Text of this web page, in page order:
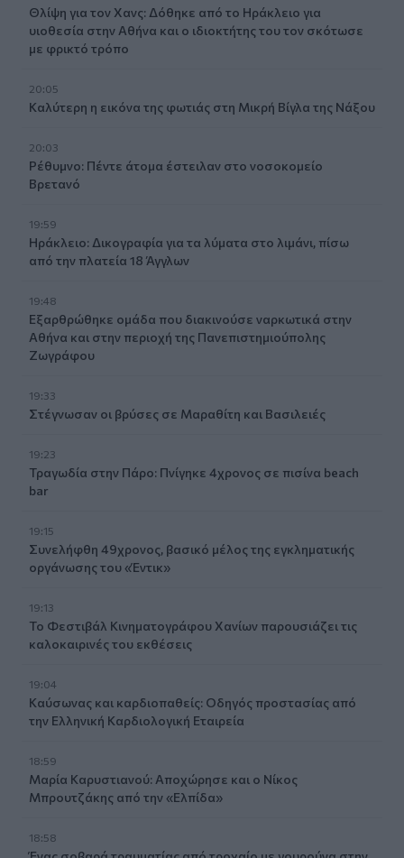
Θλίψη για τον Χανς: Δόθηκε από το Ηράκλειο για
υιοθεσία στην Αθήνα και ο ιδιοκτήτης του τον σκότωσε
με φρικτό τρόπο
20:05
Καλύτερη η εικόνα της φωτιάς στη Μικρή Βίγλα της Νάξου
20:03
Ρέθυμνο: Πέντε άτομα έστειλαν στο νοσοκομείο
Βρετανό
19:59
Ηράκλειο: Δικογραφία για τα λύματα στο λιμάνι, πίσω
από την πλατεία 18 Άγγλων
19:48
Εξαρθρώθηκε ομάδα που διακινούσε ναρκωτικά στην
Αθήνα και στην περιοχή της Πανεπιστημιούπολης
Ζωγράφου
19:33
Στέγνωσαν οι βρύσες σε Μαραθίτη και Βασιλειές
19:23
Τραγωδία στην Πάρο: Πνίγηκε 4χρονος σε πισίνα beach
bar
19:15
Συνελήφθη 49χρονος, βασικό μέλος της εγκληματικής
οργάνωσης του «Έντικ»
19:13
Το Φεστιβάλ Κινηματογράφου Χανίων παρουσιάζει τις
καλοκαιρινές του εκθέσεις
19:04
Καύσωνας και καρδιοπαθείς: Οδηγός προστασίας από
την Ελληνική Καρδιολογική Εταιρεία
18:59
Μαρία Καρυστιανού: Αποχώρησε και ο Νίκος
Μπρουτζάκης από την «Ελπίδα»
18:58